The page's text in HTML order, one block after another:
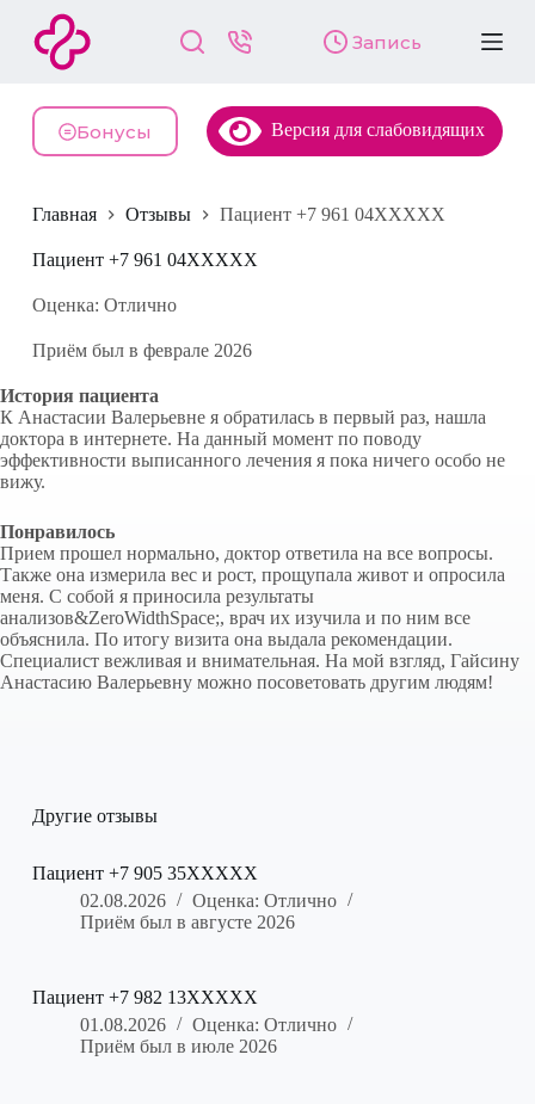
й
и
у
и
Запись
Бонусы Версия для слабовидящих
Главная Отзывы Пациент +7 961 04XXXXX
Пациент +7 961 04XXXXX
Оценка: Отлично
Приём был в феврале 2026
История пациента
К Анастасии Валерьевне я обратилась в первый раз, нашла
доктора в интернете. На данный момент по поводу
эффективности выписанного лечения я пока ничего особо не
вижу.
Понравилось
Прием прошел нормально, доктор ответила на все вопросы.
Также она измерила вес и рост, прощупала живот и опросила
меня. С собой я приносила результаты
анализов&ZeroWidthSpace;, врач их изучила и по ним все
объяснила. По итогу визита она выдала рекомендации.
Специалист вежливая и внимательная. На мой взгляд, Гайсину
Анастасию Валерьевну можно посоветовать другим людям!
Другие отзывы
Пациент +7 905 35XXXXX
02.08.2026
Оценка: Отлично
Приём был в августе 2026
Пациент +7 982 13XXXXX
01.08.2026
Оценка: Отлично
Приём был в июле 2026